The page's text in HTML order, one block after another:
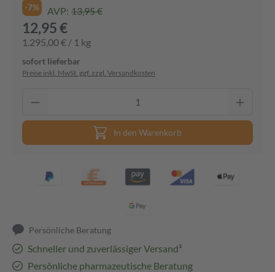
-7% AVP: 13,95 €
12,95 €
1.295,00 € / 1 kg
sofort lieferbar
Preise inkl. MwSt. ggf. zzgl. Versandkosten
In den Warenkorb
Persönliche Beratung
Schneller und zuverlässiger Versand³
Persönliche pharmazeutische Beratung